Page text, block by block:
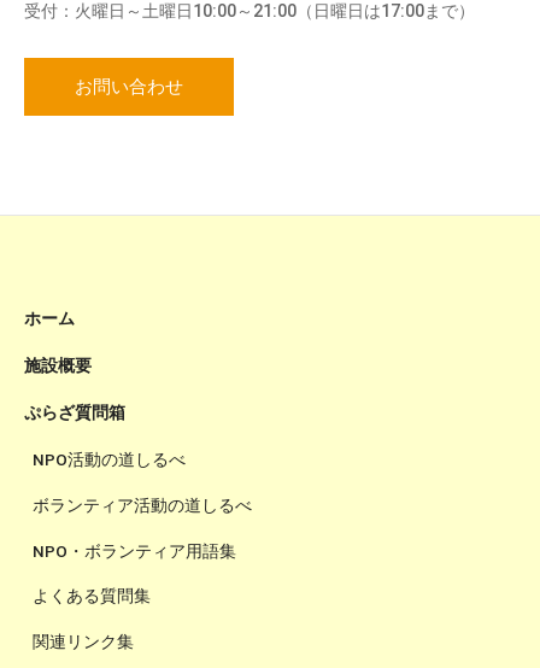
受付：火曜日～土曜日10:00～21:00（日曜日は17:00まで）
お問い合わせ
ホーム
施設概要
ぷらざ質問箱
NPO活動の道しるべ
ボランティア活動の道しるべ
NPO・ボランティア用語集
よくある質問集
関連リンク集